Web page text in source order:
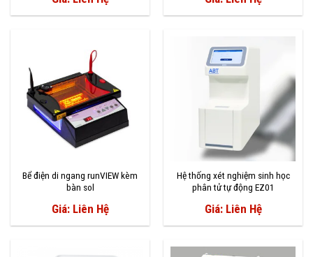
Bể điện di ngang runVIEW kèm
bàn sol
Giá: Liên Hệ
Hệ thống xét nghiệm sinh học
phân tử tự động EZ01
Giá: Liên Hệ